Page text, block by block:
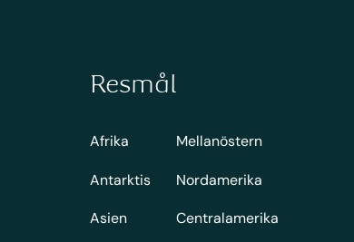
Resmål
Afrika
Antarktis
Asien
Mellanöstern
Nordamerika
Centralamerika